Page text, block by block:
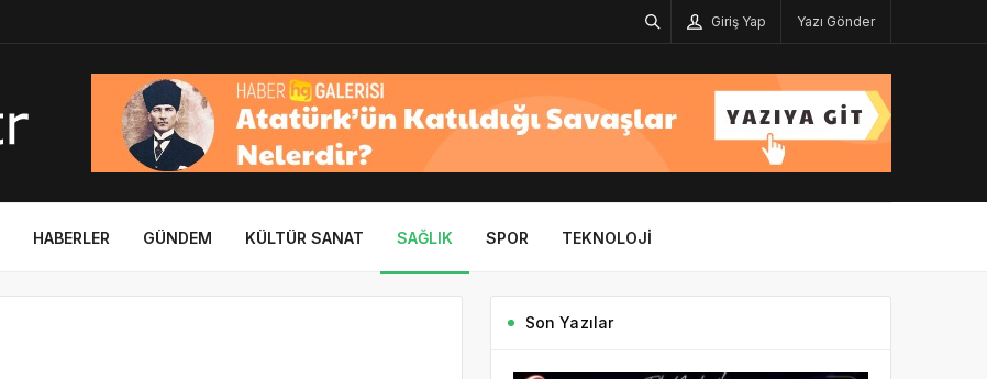
Giriş Yap Yazı Gönder
HABERLER GÜNDEM KÜLTÜR SANAT SAĞLIK SPOR TEKNOLOJI
Son Yazılar